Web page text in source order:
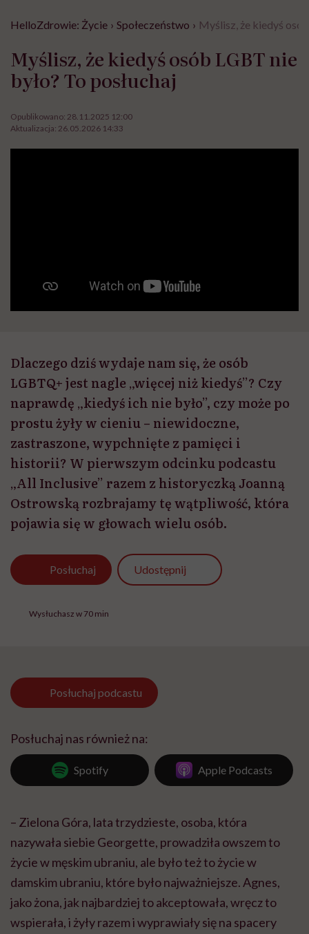
HelloZdrowie: Życie › Społeczeństwo › Myślisz, że kiedyś
Myślisz, że kiedyś osób LGBT nie
było? To posłuchaj
Opublikowano: 28.11.2025 12:00
Aktualizacja: 26.05.2026 14:33
Dlaczego dziś wydaje nam się, że osób
LGBTQ+ jest nagle „więcej niż kiedyś”? Czy
naprawdę „kiedyś ich nie było”, czy może po
prostu żyły w cieniu – niewidoczne,
zastraszone, wypchnięte z pamięci i
historii? W pierwszym odcinku podcastu
„All Inclusive” razem z historyczką Joanną
Ostrowską rozbrajamy tę wątpliwość, która
pojawia się w głowach wielu osób.
Posłuchaj Udostępnij
Wysłuchasz w 70 min
Posłuchaj podcastu
Posłuchaj nas również na:
Spotify Apple Podcasts
– Zielona Góra, lata trzydzieste, osoba, która
nazywała siebie Georgette, prowadziła owszem to
życie w męskim ubraniu, ale było też to życie w
damskim ubraniu, które było najważniejsze. Agnes,
jako żona, jak najbardziej to akceptowała, wręcz to
wspierała, i żyły razem i wyprawiały się na spacery